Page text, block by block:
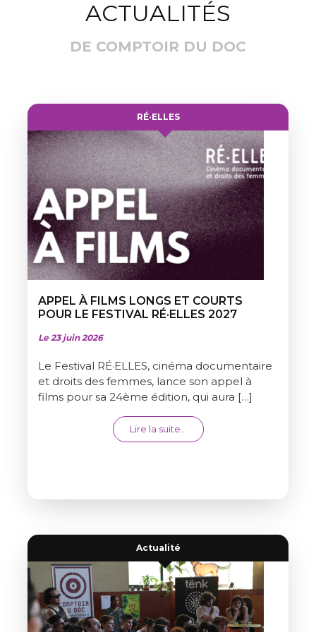
ACTUALITÉS
DE COMPTOIR DU DOC
RÉ·ELLES
APPEL À FILMS LONGS ET COURTS
POUR LE FESTIVAL RÉ·ELLES 2027
Le 23 juin 2026
Le Festival RÉ·ELLES, cinéma documentaire
et droits des femmes, lance son appel à
films pour sa 24ème édition, qui aura […]
Lire la suite… from APPEL À FILMS
Actualité